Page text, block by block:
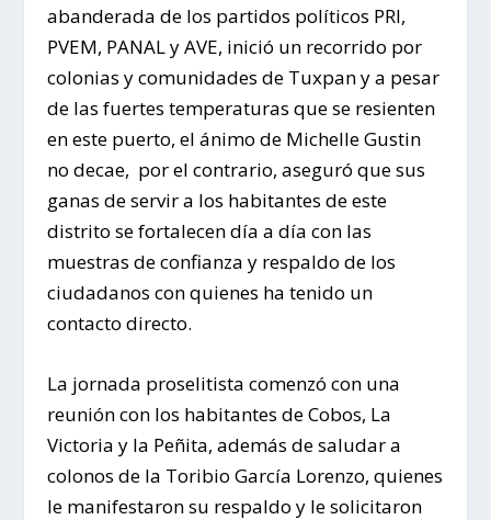
abanderada de los partidos políticos PRI,
PVEM, PANAL y AVE, inició un recorrido por
colonias y comunidades de Tuxpan y a pesar
de las fuertes temperaturas que se resienten
en este puerto, el ánimo de Michelle Gustin
no decae, por el contrario, aseguró que sus
ganas de servir a los habitantes de este
distrito se fortalecen día a día con las
muestras de confianza y respaldo de los
ciudadanos con quienes ha tenido un
contacto directo.
La jornada proselitista comenzó con una
reunión con los habitantes de Cobos, La
Victoria y la Peñita, además de saludar a
colonos de la Toribio García Lorenzo, quienes
le manifestaron su respaldo y le solicitaron